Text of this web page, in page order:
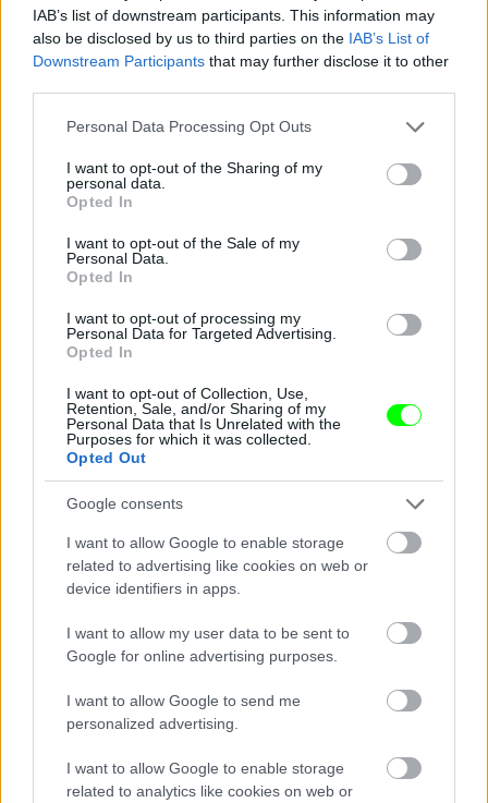
IAB’s list of downstream participants. This information may
also be disclosed by us to third parties on the IAB’s List of
Downstream Participants that may further disclose it to other
Please note that this website/app uses one or more Google
not limited to your visit or usage behaviour. You may click to
grant or deny consent to Google and its third-party tags to
use your data for below specified purposes in below Google
consent section.
Personal Data Processing Opt Outs
I want to opt-out of the Sharing of my
personal data.
Opted In
I want to opt-out of the Sale of my
Personal Data.
Opted In
I want to opt-out of processing my
Personal Data for Targeted Advertising.
Opted In
I want to opt-out of Collection, Use,
Retention, Sale, and/or Sharing of my
Personal Data that Is Unrelated with the
Purposes for which it was collected.
Opted Out
Google consents
I want to allow Google to enable storage
related to advertising like cookies on web or
device identifiers in apps.
I want to allow my user data to be sent to
Google for online advertising purposes.
I want to allow Google to send me
personalized advertising.
I want to allow Google to enable storage
related to analytics like cookies on web or
Lelo Alia, klitoriszizgató.
Jön még kép!